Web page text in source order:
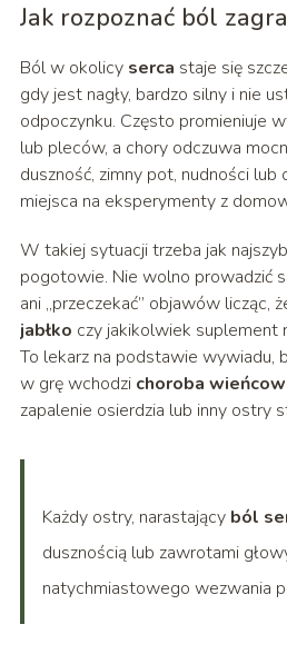
Jak rozpoznać ból
Ból w okolicy serca staje się
gdy jest nagły, bardzo silny i nie
odpoczynku. Często promieniuje
lub pleców, a chory odczuwa
duszność, zimny pot, nudności lub
miejsca na eksperymenty z
W takiej sytuacji trzeba jak
pogotowie. Nie wolno prowadzić
ani „przeczekać” objawów licząc,
jabłko czy jakikolwiek suplement
To lekarz na podstawie wywiadu,
w grę wchodzi choroba
zapalenie osierdzia lub inny ostry
Każdy ostry, narastający ból
dusznością lub zawrotami
natychmiastowego wezwania